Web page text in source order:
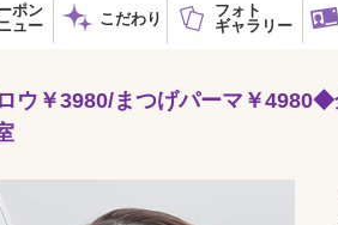
ポン
ュー
こだわり
フォト
ギャラリー
ウ￥3980/まつげパーマ￥